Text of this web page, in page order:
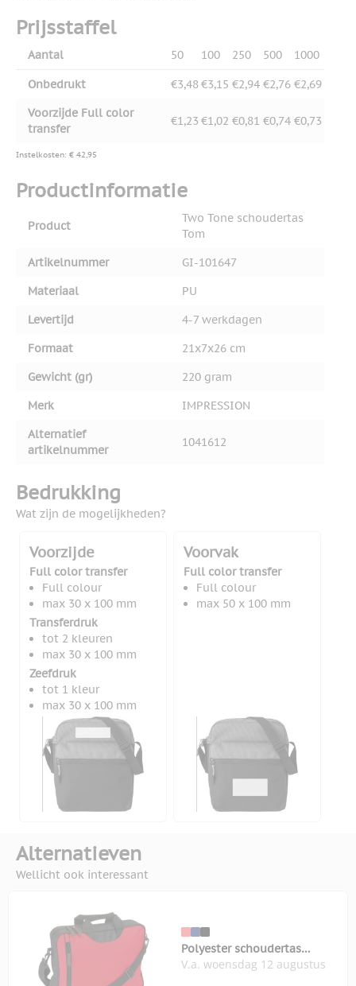
Prijsstaffel
Aantal 50 100 250 500 1000
Onbedrukt €3,48 €3,15 €2,94 €2,76 €2,69
Voorzijde Full color
transfer
€1,23 €1,02 €0,81 €0,74 €0,73
Instelkosten: € 42,95
Productinformatie
Product
Two Tone schoudertas
Tom
Artikelnummer
GI-101647
Materiaal
PU
Levertijd
4-7 werkdagen
Formaat
21x7x26 cm
Gewicht (gr)
220 gram
Merk
IMPRESSION
Alternatief
artikelnummer
1041612
Bedrukking
Wat zijn de mogelijkheden?
Voorzijde
Full color transfer
Full colour
max 30 x 100 mm
Transferdruk
tot 2 kleuren
max 30 x 100 mm
Zeefdruk
tot 1 kleur
max 30 x 100 mm
Voorvak
Full color transfer
Full colour
max 50 x 100 mm
Alternatieven
Wellicht ook interessant
Polyester schoudertas
Ventura
V.a. woensdag 12 augustus